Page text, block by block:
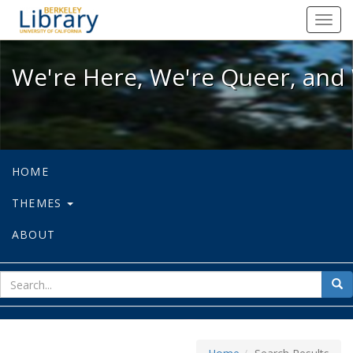
We're Here, We're Queer, and
We're Here, We're Queer,
HOME
THEMES
ABOUT
for